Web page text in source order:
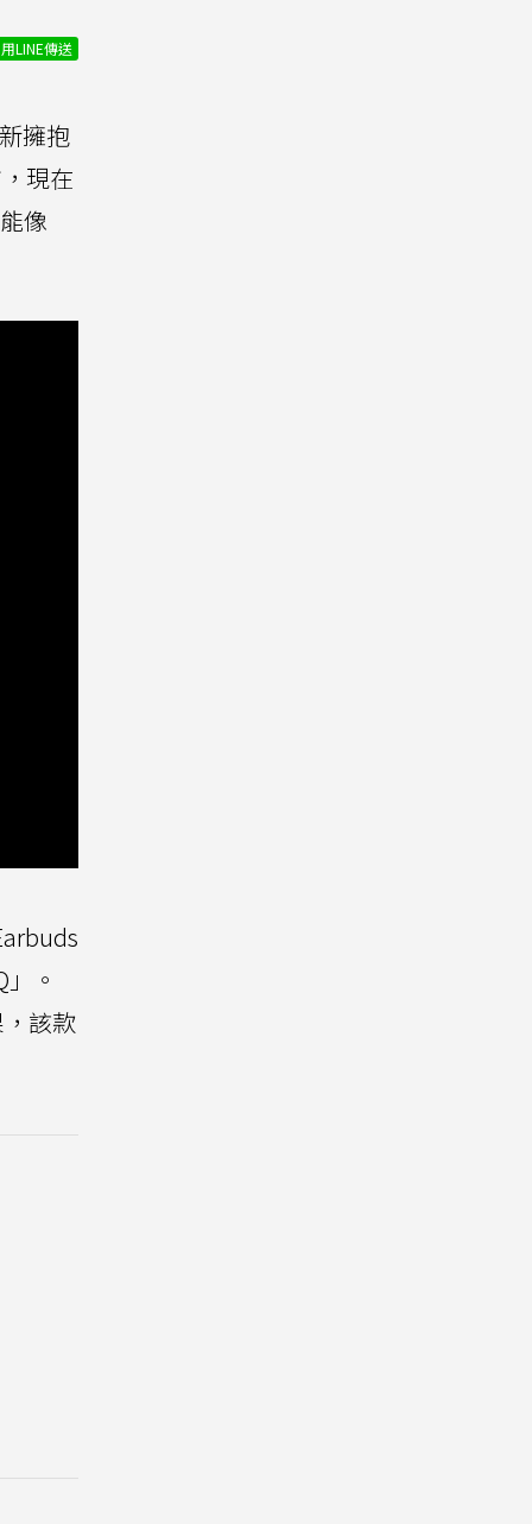
用LINE傳送
擁抱
現在
像
。
該款